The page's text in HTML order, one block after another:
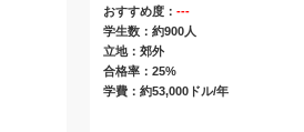
おすすめ度： ---
学生数：約900人
立地：郊外
合格率：25%
学費：約53,000ドル/年